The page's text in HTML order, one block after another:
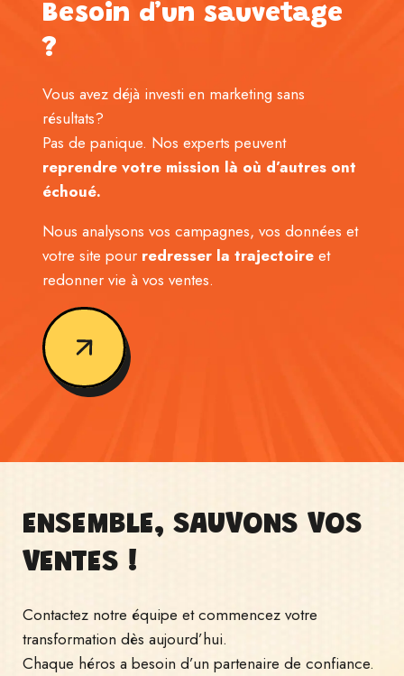
Besoin d’un sauvetage
?
Vous avez déjà investi en marketing sans
résultats?
Pas de panique. Nos experts peuvent
reprendre votre mission là où d’autres ont
échoué.
Nous analysons vos campagnes, vos données et
votre site pour redresser la trajectoire et
redonner vie à vos ventes.
ENSEMBLE, SAUVONS VOS
VENTES !
Contactez notre équipe et commencez votre
transformation dès aujourd’hui.
Chaque héros a besoin d’un partenaire de confiance.